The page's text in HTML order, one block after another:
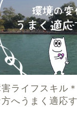
ライフスキル
へうまく適応